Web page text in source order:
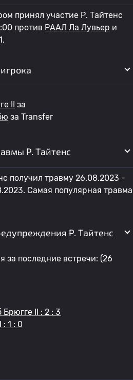
принял участие Р. Тайтенс
против РААЛ Ла Лувьер и
II за
за Transfer
Р. Тайтенс
получил травму 26.08.2023 -
Самая популярная травма
Р. Тайтенс
за последние встречи: (26
II : 2 : 3
1 : 0